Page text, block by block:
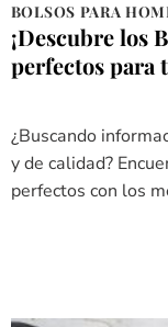
BOLSOS PARA
¡Descubre los
perfectos para
¿Buscando
y de calidad?
perfectos con los